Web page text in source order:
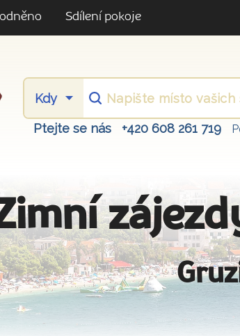
Sdílení pokoje
Ptejte se nás +420 608 261 719